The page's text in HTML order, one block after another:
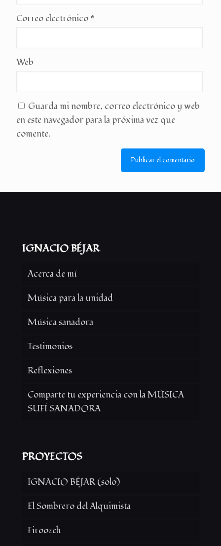
Correo electrónico *
Web
Guarda mi nombre, correo electrónico y web
en este navegador para la próxima vez que
comente.
IGNACIO BÉJAR
Acerca de mí
Música para la unidad
Música sanadora
Testimonios
Reflexiones
Comparte tu experiencia con la MÚSICA
SUFÍ SANADORA
PROYECTOS
IGNACIO BÉJAR (solo)
El Sombrero del Alquimista
Firoozeh